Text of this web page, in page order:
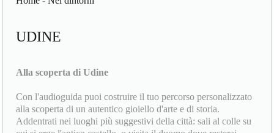
UDINE
Alla scoperta di Udine
Con l'audioguida puoi costruire il tuo percorso personalizzato
alla scoperta di un autentico gioiello d'arte e di storia.
Addentrati nei luoghi più suggestivi della città: sali al colle su